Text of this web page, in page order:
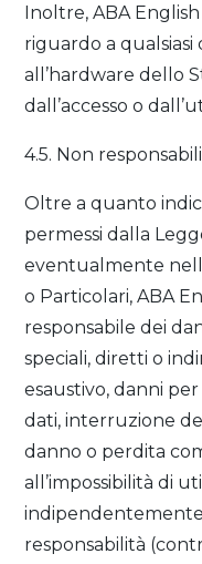
Inoltre, ABA
riguardo a
all’hardware dello
dall’accesso o
4.5. Non
Oltre a quanto
permessi dalla
eventualmente
o Particolari, ABA
responsabile dei
speciali, diretti o
esaustivo, danni
dati, interruzione
danno o perdita
all’impossibilità di
responsabilità